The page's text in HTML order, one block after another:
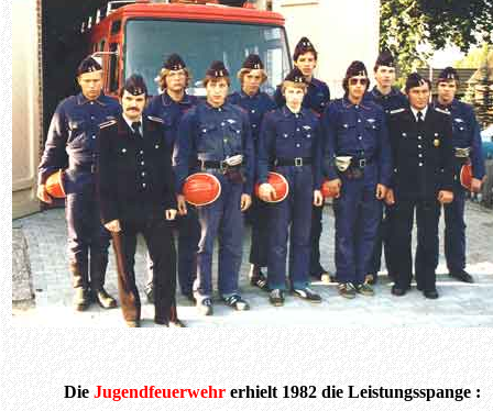
DieJugendfeuerwehrerhielt1982die Leistungsspange :